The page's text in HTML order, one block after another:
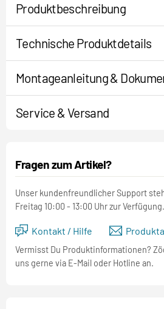
Produktbeschreibung
Technische Produktdetails
Montageanleitung &
Service & Versand
Fragen zum Artikel?
Unser kundenfreundlicher Support
Freitag 10:00 - 13:00 Uhr zur Verfügung.
Kontakt / Hilfe
Vermisst Du Produktinformationen?
uns gerne via E-Mail oder Hotline an.